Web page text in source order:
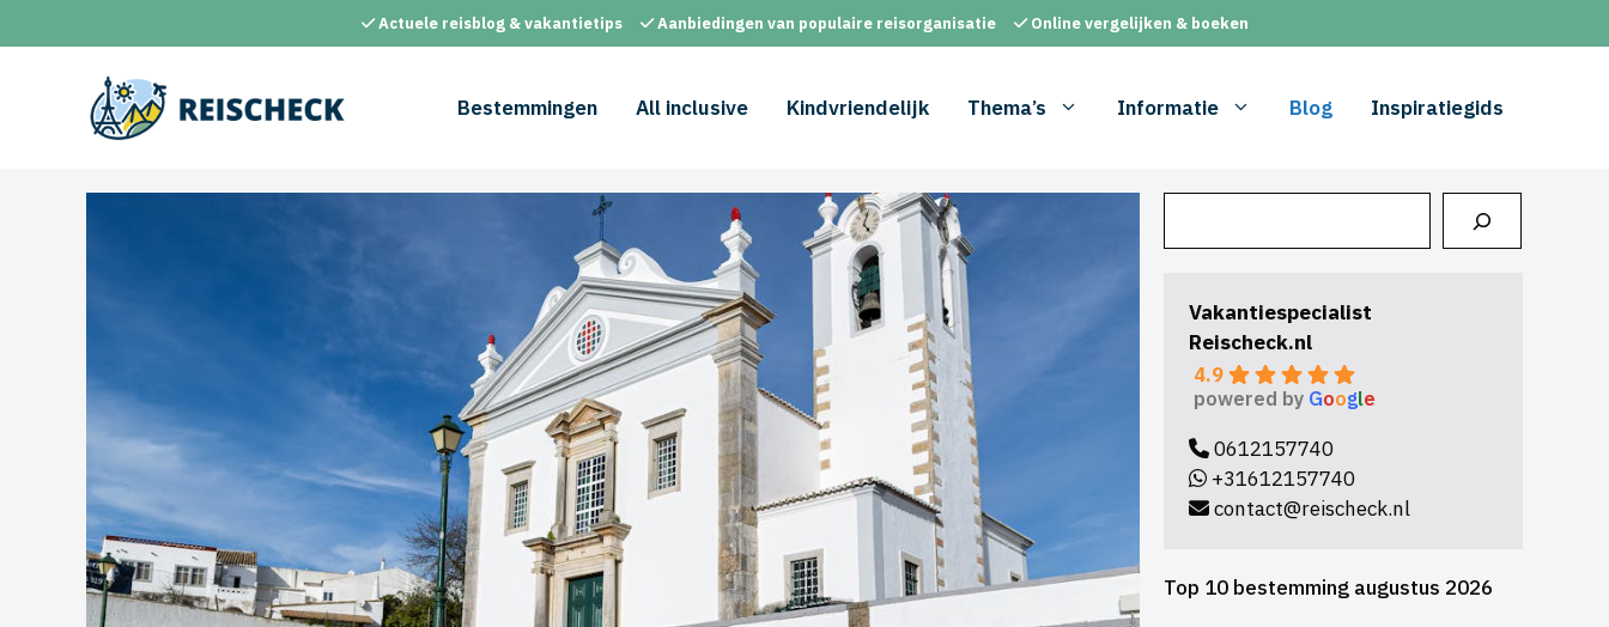
naar
Actuele reisblog & vakantietips Aanbiedingen van populaire reisorganisatie Online vergelijken & boeken
Bestemmingen All inclusive Kindvriendelijk Thema’s Informatie Blog Inspiratiegids
Vakantiespecialist
Reischeck.nl
4.9
powered by Google
0612157740
+31612157740
contact@reischeck.nl
Top 10 bestemming augustus 2026